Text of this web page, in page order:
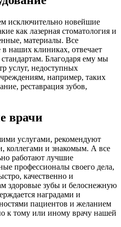
исключительно новейшие
как лазерная стоматология и
материалы. Все
в наших клиниках, отвечает
Благодаря ему мы
услуг, недоступных
например, таких
реставрация зубов,
врачи
услугами, рекомендуют
коллегами и знакомым. А все
работают лучшие
профессионалы своего дела,
качественно и
здоровые зубы и белоснежную
наградами и
пациентов и желанием
к тому или иному врачу нашей